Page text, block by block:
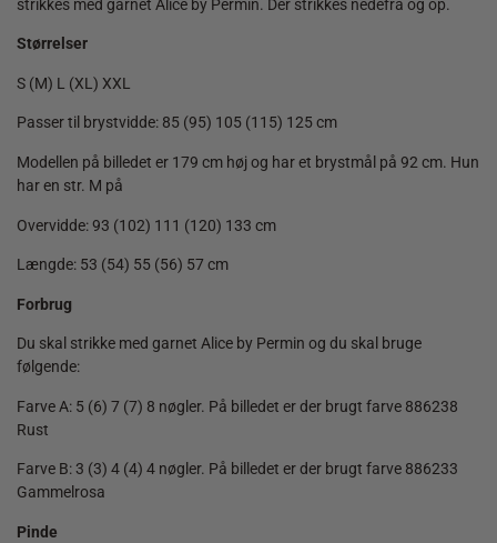
strikkes med garnet Alice by Permin. Der strikkes nedefra og op.
Størrelser
S (M) L (XL) XXL
Passer til brystvidde: 85 (95) 105 (115) 125 cm
Modellen på billedet er 179 cm høj og har et brystmål på 92 cm. Hun
har en str. M på
Overvidde: 93 (102) 111 (120) 133 cm
Længde: 53 (54) 55 (56) 57 cm
Forbrug
Du skal strikke med garnet Alice by Permin og du skal bruge
følgende:
Farve A: 5 (6) 7 (7) 8 nøgler. På billedet er der brugt farve 886238
Rust
Farve B: 3 (3) 4 (4) 4 nøgler. På billedet er der brugt farve 886233
Gammelrosa
Pinde